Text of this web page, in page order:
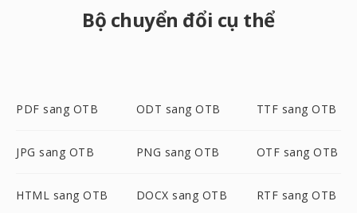
Bộ chuyển đổi cụ thể
PDF sang OTB ODT sang OTB TTF sang OTB
JPG sang OTB PNG sang OTB OTF sang OTB
HTML sang OTB DOCX sang OTB RTF sang OTB